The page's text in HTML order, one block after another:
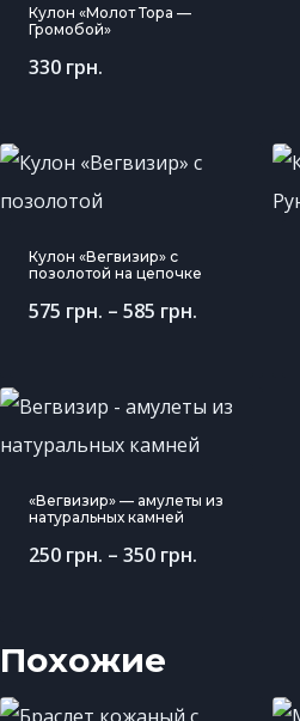
Кулон «Молот Тора —
Громобой»
330 грн.
Кулон «Вегвизир» с
позолотой на цепочке
575 грн. – 585 грн.
«Вегвизир» — амулеты из
натуральных камней
250 грн. – 350 грн.
Похожие